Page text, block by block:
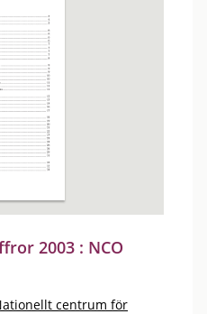
2003 : NCO
centrum för